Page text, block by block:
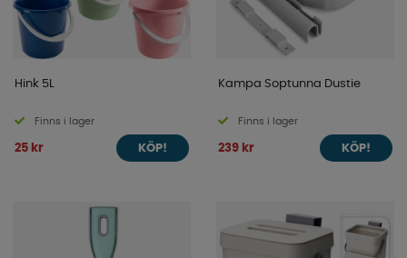
Hink 5L
Finns i lager
25 kr KÖP!
Kampa Soptunna Dustie
Finns i lager
239 kr KÖP!